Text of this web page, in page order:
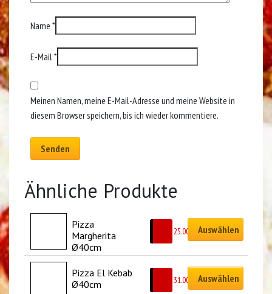
Name *
E-Mail *
Meinen Namen, meine E-Mail-Adresse und meine Website in
diesem Browser speichern, bis ich wieder kommentiere.
Ähnliche Produkte
Pizza
Margherita
Ø40cm
25.00 Auswählen
Pizza El Kebab
Ø40cm
31.00 Auswählen